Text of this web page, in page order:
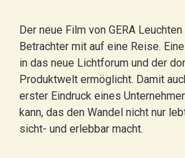
Der neue Film von GERA
Betrachter mit auf eine Reise.
in das neue Lichtforum und der
Produktwelt ermöglicht. Damit
erster Eindruck eines
kann, das den Wandel nicht nur
sicht- und erlebbar macht.